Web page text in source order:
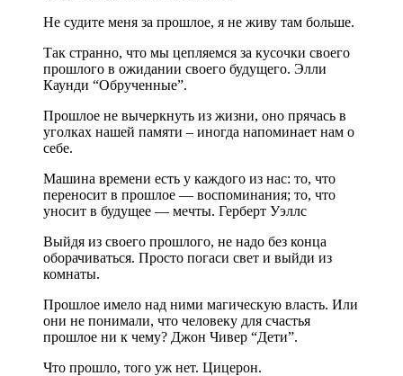
Не судите меня за прошлое, я не живу там больше.
Так странно, что мы цепляемся за кусочки своего
прошлого в ожидании своего будущего. Элли
Каунди “Обрученные”.
Прошлое не вычеркнуть из жизни, оно прячась в
уголках нашей памяти – иногда напоминает нам о
себе.
Машина времени есть у каждого из нас: то, что
переносит в прошлое — воспоминания; то, что
уносит в будущее — мечты. Герберт Уэллс
Выйдя из своего прошлого, не надо без конца
оборачиваться. Просто погаси свет и выйди из
комнаты.
Прошлое имело над ними магическую власть. Или
они не понимали, что человеку для счастья
прошлое ни к чему? Джон Чивер “Дети”.
Что прошло, того уж нет. Цицерон.